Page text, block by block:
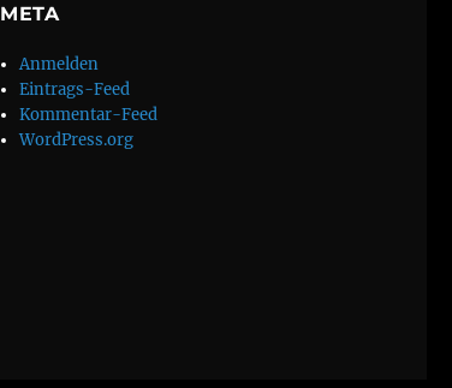
META
Anmelden
Eintrags-Feed
Kommentar-Feed
WordPress.org